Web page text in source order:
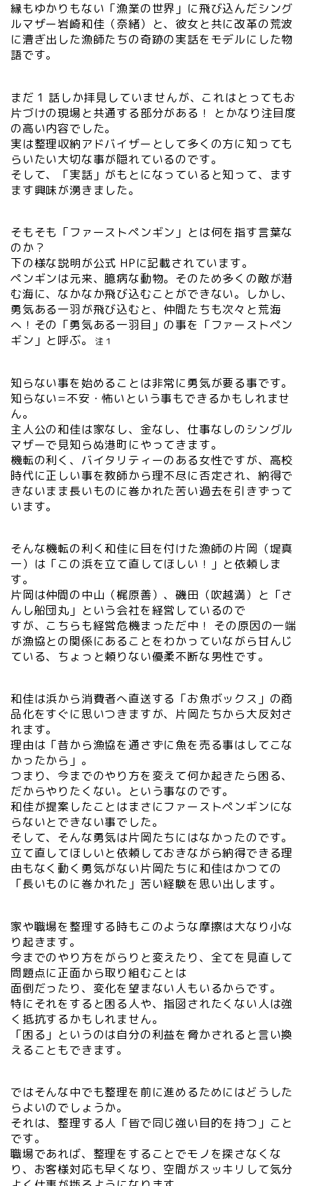
縁もゆかりもない「漁業の世界」に飛び込んだシング
ルマザー岩崎和佳（奈緒）と、彼女と共に改革の荒波
に漕ぎ出した漁師たちの奇跡の実話をモデルにした物
語です。
まだ 1 話しか拝見していませんが、これはとってもお
片づけの現場と共通する部分がある！ とかなり注目度
の高い内容でした。
実は整理収納アドバイザーとして多くの方に知っても
らいたい大切な事が隠れているのです。
そして、「実話」がもとになっていると知って、ます
ます興味が湧きました。
そもそも「ファーストペンギン」とは何を指す言葉な
のか？
下の様な説明が公式 HPに記載されています。
ペンギンは元来、臆病な動物。そのため多くの敵が潜
む海に、なかなか飛び込むことができない。しかし、
勇気ある一羽が飛び込むと、仲間たちも次々と荒海
へ！その「勇気ある一羽目」の事を「ファーストペン
ギン」と呼ぶ。
注１
知らない事を始めることは非常に勇気が要る事です。
知らない=不安・怖いという事もできるかもしれませ
ん。
主人公の和佳は家なし、金なし、仕事なしのシングル
マザーで見知らぬ港町にやってきます。
機転の利く、バイタリティーのある女性ですが、高校
時代に正しい事を教師から理不尽に否定され、納得で
きないまま長いものに巻かれた苦い過去を引きずって
います。
そんな機転の利く和佳に目を付けた漁師の片岡（堤真
一）は「この浜を立て直してほしい！」と依頼しま
す。
片岡は仲間の中山（梶原善）、磯田（吹越満）と「さ
んし船団丸」という会社を経営しているので
すが、こちらも経営危機まっただ中！ その原因の一端
が漁協との関係にあることをわかっていながら甘んじ
ている、ちょっと頼りない優柔不断な男性です。
和佳は浜から消費者へ直送する「お魚ボックス」の商
品化をすぐに思いつきますが、片岡たちから大反対さ
れます。
理由は「昔から漁協を通さずに魚を売る事はしてこな
かったから」。
つまり、今までのやり方を変えて何か起きたら困る、
だからやりたくない。という事なのです。
和佳が提案したことはまさにファーストペンギンにな
らないとできない事でした。
そして、そんな勇気は片岡たちにはなかったのです。
立て直してほしいと依頼しておきながら納得できる理
由もなく動く勇気がない片岡たちに和佳はかつての
「長いものに巻かれた」苦い経験を思い出します。
家や職場を整理する時もこのような摩擦は大なり小な
り起きます。
今までのやり方をがらりと変えたり、全てを見直して
問題点に正面から取り組むことは
面倒だったり、変化を望まない人もいるからです。
特にそれをすると困る人や、指図されたくない人は強
く抵抗するかもしれません。
「困る」というのは自分の利益を脅かされると言い換
えることもできます。
ではそんな中でも整理を前に進めるためにはどうした
らよいのでしょうか。
それは、整理する人「皆で同じ強い目的を持つ」こと
です。
職場であれば、整理をすることでモノを探さなくな
り、お客様対応も早くなり、空間がスッキリして気分